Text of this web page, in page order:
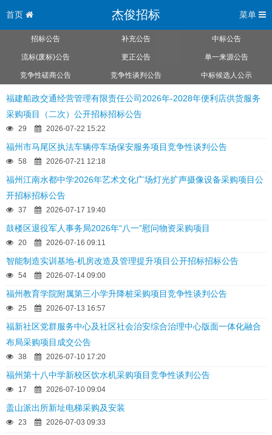
首页 杰俊招标 菜单
招标公告 补充公告 中标公告
流标(废标)公告 更正公告 单一来源公告
竞争性磋商公告 竞争性谈判公告 中标候选人公示
福建船政交通经营管理有限责任公司2026年-2028年便利店供货服务
采购项目（二次）公开招标招标公告
29 2026-07-22 15:22
福州市马尾区执法车辆停车场保安服务项目竞争性谈判公告
58 2026-07-21 12:18
福州江南水都中学2026年艺术文化广场灯光扩声摄像设备采购项目公
开招标招标公告
37 2026-07-17 19:40
鼓楼区退役军人事务局2026年“八一”慰问物资采购项目
20 2026-07-16 09:11
智能制造实训基地-机房改造及管理提升项目公开招标招标公告
54 2026-07-14 09:00
福州教育学院附属第三小学升降桩采购项目竞争性谈判公告
25 2026-07-13 16:57
福新社区党群服务中心及社区社会治安综合治理中心版面一体化融合
布局采购项目成交公告
38 2026-07-10 17:20
福州第十八中学新校区饮水机采购项目竞争性谈判公告
17 2026-07-10 09:04
盖山派出所新址电梯采购及安装
23 2026-07-03 09:33